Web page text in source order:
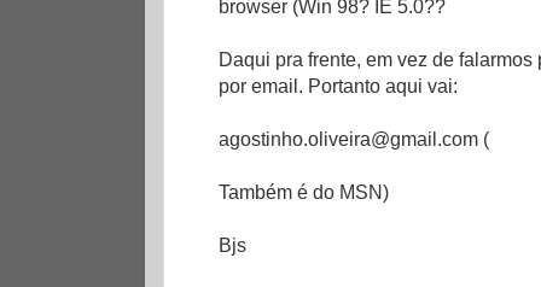
browser (Win 98? IE 5.0??
Daqui pra frente, em vez de
por email. Portanto aqui vai:
agostinho.oliveira@gmail.com (
Também é do MSN)
Bjs